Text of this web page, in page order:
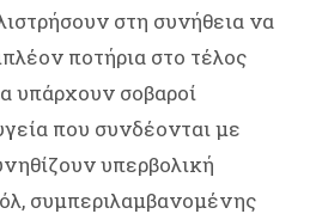
στη συνήθεια να
ποτήρια στο τέλος
υπάρχουν σοβαροί
που συνδέονται με
υπερβολική
συμπεριλαμβανομένης